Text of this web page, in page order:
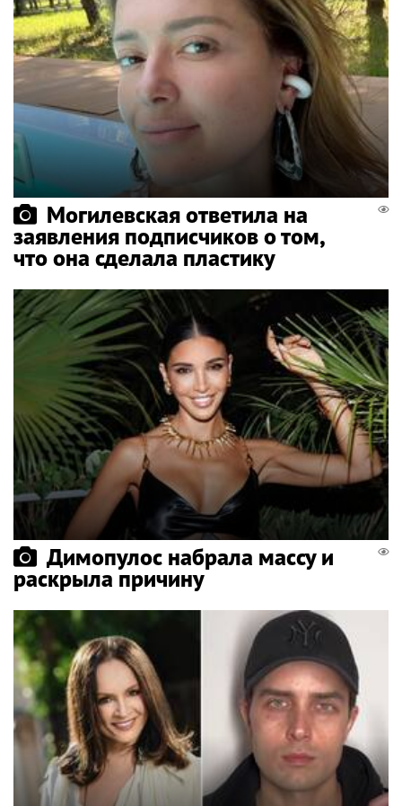
Могилевская ответила на
заявления подписчиков о том,
что она сделала пластику
Димопулос набрала массу и
раскрыла причину